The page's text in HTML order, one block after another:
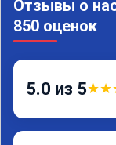
Отзывы о
850 оценок
5.0 из 5★★